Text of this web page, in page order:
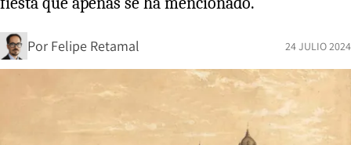
Por Felipe Retamal 24 JULIO 2024